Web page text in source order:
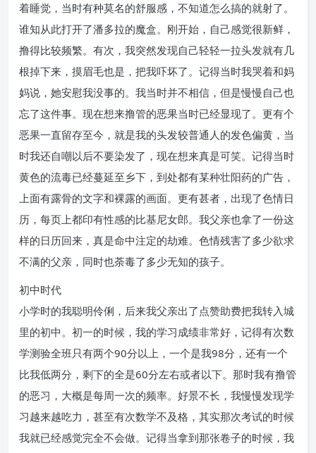
着睡觉，当时有种莫名的舒服感，不知道怎么搞的就射了。
谁知从此打开了潘多拉的魔盒。刚开始，自己感觉很新鲜，
撸得比较频繁。有次，我突然发现自己轻轻一拉头发就有几
根掉下来，摸眉毛也是，把我吓坏了。记得当时我哭着和妈
妈说，她安慰我没事的。我当时并不相信，但是慢慢自己也
忘了这件事。现在想来撸管的恶果当时已经显现了。更有个
恶果一直留存至今，就是我的头发较普通人的发色偏黄，当
时我还自嘲以后不要染发了，现在想来真是可笑。记得当时
黄色的流毒已经蔓延至乡下，到处都有某种壮阳药的广告，
上面有露骨的文字和裸露的画面。更有甚者，出现了色情日
历，每页上都印有性感的比基尼女郎。我父亲也拿了一份这
样的日历回来，真是命中注定的劫难。色情残害了多少欲求
不满的父亲，同时也荼毒了多少无知的孩子。
初中时代
小学时的我聪明伶俐，后来我父亲出了点赞助费把我转入城
里的初中。初一的时候，我的学习成绩非常好，记得有次数
学测验全班只有两个90分以上，一个是我98分，还有一个
比我低两分，剩下的全是60分左右或者以下。那时我有撸管
的恶习，大概是每周一次的频率。好景不长，我慢慢发现学
习越来越吃力，甚至有次数学不及格，其实那次考试的时候
我就已经感觉完全不会做。记得当拿到那张卷子的时候，我